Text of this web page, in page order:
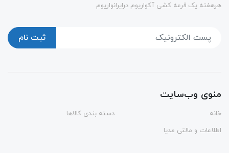
هرهفته یک قرعه کشی آکواریوم درایرانواریوم
ثبت نام
منوی وب‌سایت
خانه
دسته بندی کالاها
اطلاعات و مالتی مدیا